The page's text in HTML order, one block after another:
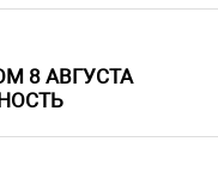
8 АВГУСТА